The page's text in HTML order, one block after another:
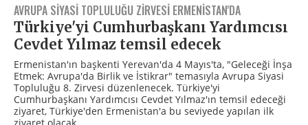
AVRUPA SIYASI TOPLULUĞU ZIRVESI ERMENISTAN'DA
Türkiye'yi Cumhurbaşkanı Yardımcısı
Cevdet Yılmaz temsil edecek
Ermenistan'ın başkenti Yerevan'da 4 Mayıs'ta, "Geleceği İnşa
Etmek: Avrupa'da Birlik ve İstikrar" temasıyla Avrupa Siyasi
Topluluğu 8. Zirvesi düzenlenecek. Türkiye'yi
Cumhurbaşkanı Yardımcısı Cevdet Yılmaz'ın temsil edeceği
ziyaret, Türkiye'den Ermenistan'a bu seviyede yapılan ilk